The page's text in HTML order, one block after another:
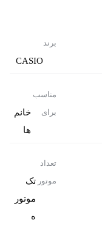
برند
CASIO
مناسب
برای
خانم
ها
تعداد
موتور تک
موتور
ه